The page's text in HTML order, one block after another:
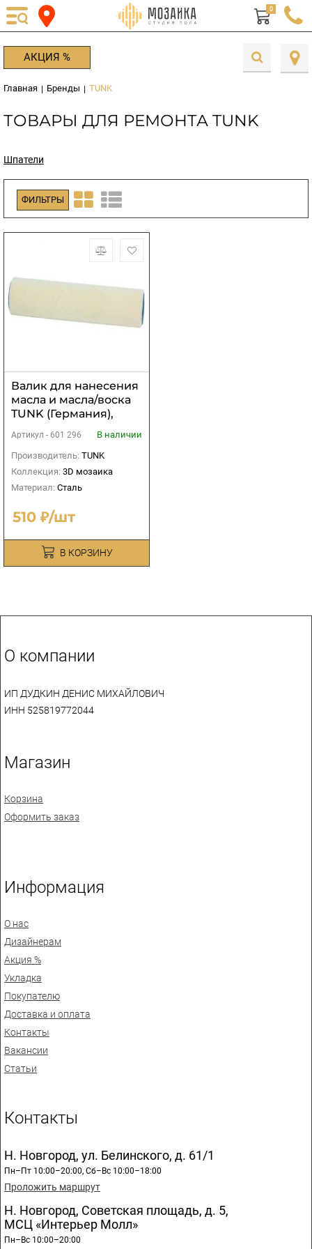
0
АКЦИЯ %
Главная | Бренды | TUNK
ТОВАРЫ ДЛЯ РЕМОНТА TUNK
Шпатели
ФИЛЬТРЫ
Валик для нанесения
масла и масла/воска
TUNK (Германия),
Артикул - 601 296
В наличии
Производитель: TUNK
Коллекция: 3D мозаика
Материал: Сталь
510 ₽/шт
В КОРЗИНУ
О компании
ИП ДУДКИН ДЕНИС МИХАЙЛОВИЧ
ИНН 525819772044
Магазин
Корзина
Оформить заказ
Информация
О нас
Дизайнерам
Акция %
Укладка
Покупателю
Доставка и оплата
Контакты
Вакансии
Статьи
Контакты
Н. Новгород, ул. Белинского, д. 61/1
Пн–Пт 10:00–20:00, Сб–Вс 10:00–18:00
Проложить маршрут
Н. Новгород, Советская площадь, д. 5,
МСЦ «Интерьер Молл»
Пн–Вс 10:00–20:00